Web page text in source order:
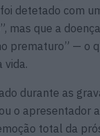
detetado com
mas que a
prematuro” — o
vida.
durante as
o apresentador
total da